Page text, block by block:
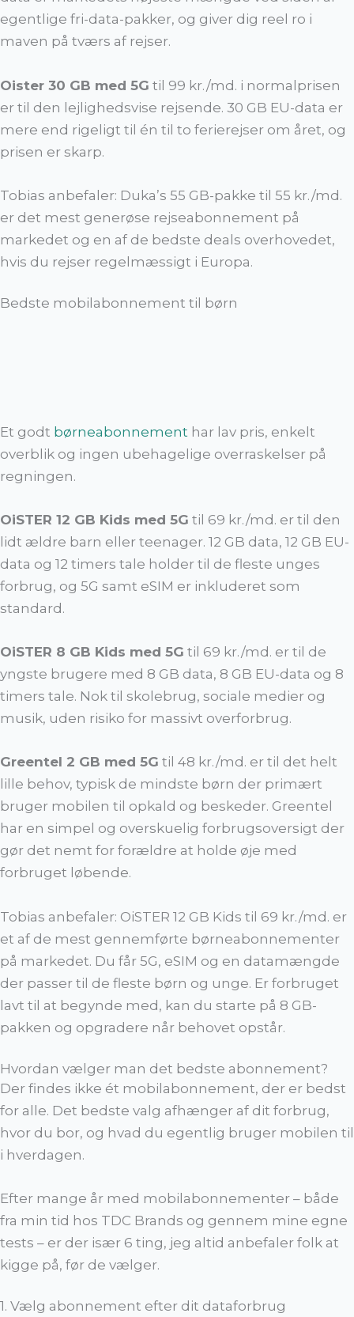
egentlige fri-data-pakker, og giver dig reel ro i
maven på tværs af rejser.
Oister 30 GB med 5G til 99 kr./md. i normalprisen
er til den lejlighedsvise rejsende. 30 GB EU-data er
mere end rigeligt til én til to ferierejser om året, og
prisen er skarp.
Tobias anbefaler: Duka’s 55 GB-pakke til 55 kr./md.
er det mest generøse rejseabonnement på
markedet og en af de bedste deals overhovedet,
hvis du rejser regelmæssigt i Europa.
Bedste mobilabonnement til børn
Et godt børneabonnement har lav pris, enkelt
overblik og ingen ubehagelige overraskelser på
regningen.
OiSTER 12 GB Kids med 5G til 69 kr./md. er til den
lidt ældre barn eller teenager. 12 GB data, 12 GB EU-
data og 12 timers tale holder til de fleste unges
forbrug, og 5G samt eSIM er inkluderet som
standard.
OiSTER 8 GB Kids med 5G til 69 kr./md. er til de
yngste brugere med 8 GB data, 8 GB EU-data og 8
timers tale. Nok til skolebrug, sociale medier og
musik, uden risiko for massivt overforbrug.
Greentel 2 GB med 5G til 48 kr./md. er til det helt
lille behov, typisk de mindste børn der primært
bruger mobilen til opkald og beskeder. Greentel
har en simpel og overskuelig forbrugsoversigt der
gør det nemt for forældre at holde øje med
forbruget løbende.
Tobias anbefaler: OiSTER 12 GB Kids til 69 kr./md. er
et af de mest gennemførte børneabonnementer
på markedet. Du får 5G, eSIM og en datamængde
der passer til de fleste børn og unge. Er forbruget
lavt til at begynde med, kan du starte på 8 GB-
pakken og opgradere når behovet opstår.
Hvordan vælger man det bedste abonnement?
Der findes ikke ét mobilabonnement, der er bedst
for alle. Det bedste valg afhænger af dit forbrug,
hvor du bor, og hvad du egentlig bruger mobilen til
i hverdagen.
Efter mange år med mobilabonnementer – både
fra min tid hos TDC Brands og gennem mine egne
tests – er der især 6 ting, jeg altid anbefaler folk at
kigge på, før de vælger.
1. Vælg abonnement efter dit dataforbrug